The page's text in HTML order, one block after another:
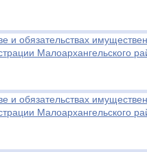
обязательствах
Малоархангельского
обязательствах
Малоархангельского